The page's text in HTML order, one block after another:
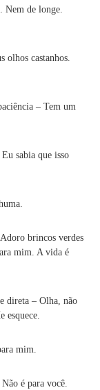
Nem de longe.
olhos castanhos.
– Tem um
sabia que isso
brincos verdes
mim. A vida é
direta – Olha, não
esquece.
mim.
é para você.